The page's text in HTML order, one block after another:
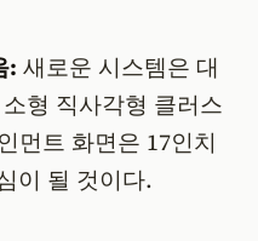
: 새로운 시스템은 대
형 직사각형 클러스
먼트 화면은 17인치
이 될 것이다.